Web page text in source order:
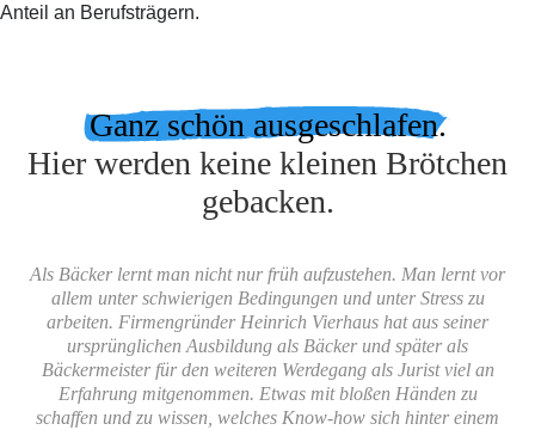
Anteil an Berufsträgern.
Ganz schön ausgeschlafen.
Hier werden keine kleinen Brötchen
gebacken.
Als Bäcker lernt man nicht nur früh aufzustehen. Man lernt vor
allem unter schwierigen Bedingungen und unter Stress zu
arbeiten. Firmengründer Heinrich Vierhaus hat aus seiner
ursprünglichen Ausbildung als Bäcker und später als
Bäckermeister für den weiteren Werdegang als Jurist viel an
Erfahrung mitgenommen. Etwas mit bloßen Händen zu
schaffen und zu wissen, welches Know-how sich hinter einem